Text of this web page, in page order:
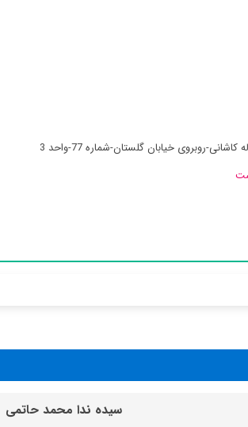
روبروی خیابان گلستان-شماره 77-واحد 3
سیده ندا محمد حاتمی